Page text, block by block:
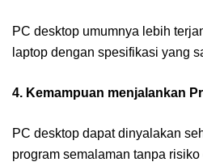
PC desktop umumnya lebih
laptop dengan spesifikasi yang
4. Kemampuan menjalankan
PC desktop dapat dinyalakan
program semalaman tanpa